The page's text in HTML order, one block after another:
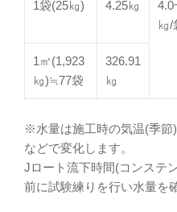
1袋(25㎏) 4.25㎏
㎏/
1㎥(1,923
㎏)≒77袋
326.91
㎏
※水量は施工時の気温(季節
などで変化します。
Jロート流下時間(コンステ
前に試験練りを行い水量を